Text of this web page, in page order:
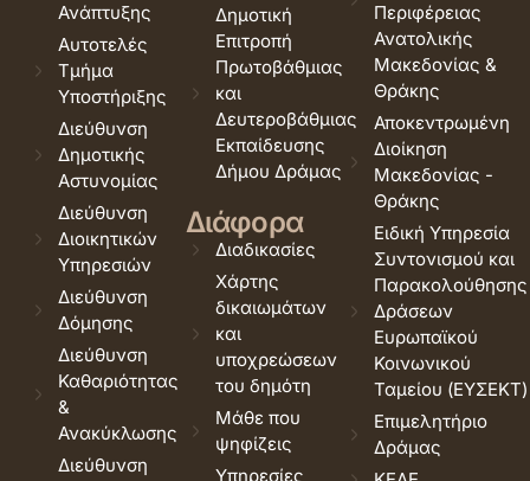
Ανάπτυξης
Αυτοτελές
Τμήμα
Υποστήριξης
Διεύθυνση
Δημοτικής
Αστυνομίας
Διεύθυνση
Διοικητικών
Υπηρεσιών
Διεύθυνση
Δόμησης
Διεύθυνση
Καθαριότητας
&
Ανακύκλωσης
Διεύθυνση
Δημοτική
Επιτροπή
Πρωτοβάθμιας
και
Δευτεροβάθμιας
Εκπαίδευσης
Δήμου Δράμας
Διάφορα
Διαδικασίες
Χάρτης
δικαιωμάτων
και
υποχρεώσεων
του δημότη
Μάθε που
ψηφίζεις
Υπηρεσίες
Περιφέρειας
Ανατολικής
Μακεδονίας &
Θράκης
Αποκεντρωμένη
Διοίκηση
Μακεδονίας -
Θράκης
Ειδική Υπηρεσία
Συντονισμού και
Παρακολούθησης
Δράσεων
Ευρωπαϊκού
Κοινωνικού
Ταμείου (ΕΥΣΕΚΤ)
Επιμελητήριο
Δράμας